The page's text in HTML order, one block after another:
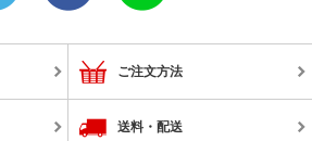
ご注文方法
送料・配送